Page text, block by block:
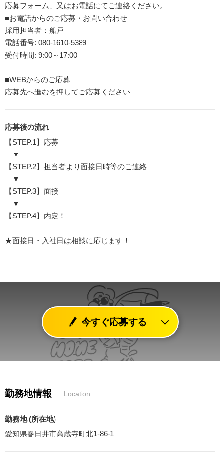
応募フォーム、又はお電話にてご連絡ください。
■お電話からのご応募・お問い合わせ
採用担当者：船戸
電話番号: 080-1610-5389
受付時間: 9:00～17:00
■WEBからのご応募
応募先へ進むを押してご応募ください
応募後の流れ
【STEP.1】応募
▼
【STEP.2】担当者より面接日時等のご連絡
▼
【STEP.3】面接
▼
【STEP.4】内定！
★面接日・入社日は相談に応じます！
今すぐ応募する
勤務地情報 Location
勤務地 (所在地)
愛知県春日井市高蔵寺町北1-86-1